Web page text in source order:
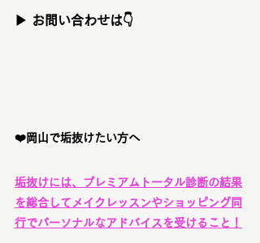
▶ お問い合わせは👇
❤️岡山で垢抜けたい方へ
垢抜けには、プレミアムトータル診断の結果
を総合してメイクレッスンやショッピング同
行でパーソナルなアドバイスを受けること！